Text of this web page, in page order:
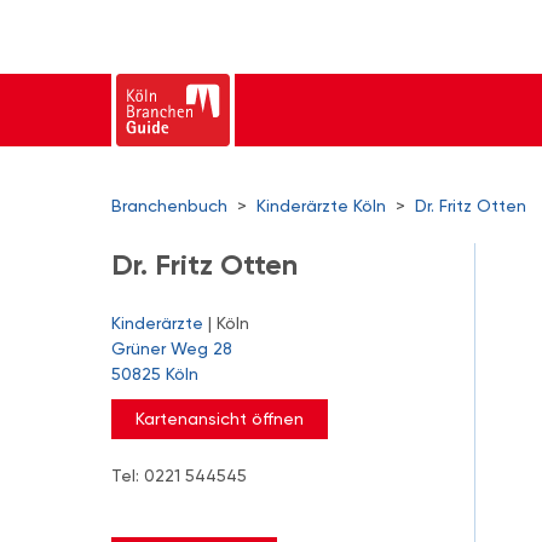
Branchenbuch > Kinderärzte Köln > Dr. Fritz Otten
Dr. Fritz Otten
Kinderärzte | Köln
Grüner Weg 28
50825 Köln
Kartenansicht öffnen
Tel: 0221 544545